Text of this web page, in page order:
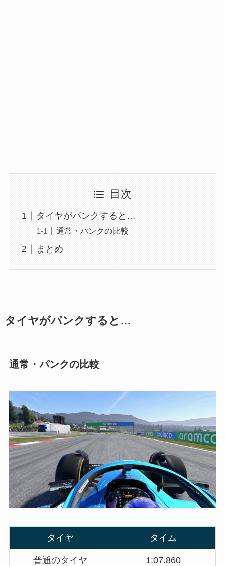
目次
タイヤがパンクすると…
通常・パンクの比較
まとめ
タイヤがパンクすると…
通常・パンクの比較
タイヤ タイム
普通のタイヤ 1:07.860